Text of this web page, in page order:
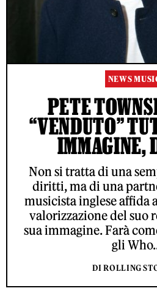
NEWS
PETE
“VENDUTO”
IMMAGINE,
Non si tratta di una
diritti, ma di una
musicista inglese affida
valorizzazione del suo
sua immagine. Farà
gli
DI ROLLING